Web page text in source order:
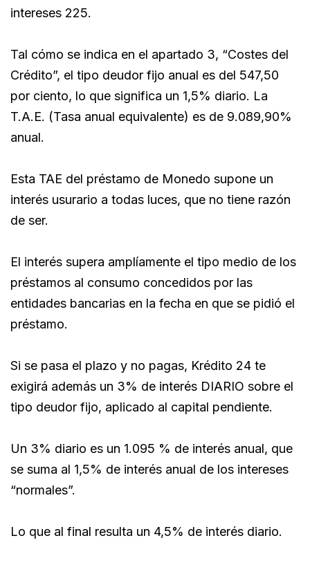
intereses 225.
Tal cómo se indica en el apartado 3, “Costes del
Crédito”, el tipo deudor fijo anual es del 547,50
por ciento, lo que significa un 1,5% diario. La
T.A.E. (Tasa anual equivalente) es de 9.089,90%
anual.
Esta TAE del préstamo de Monedo supone un
interés usurario a todas luces, que no tiene razón
de ser.
El interés supera amplíamente el tipo medio de los
préstamos al consumo concedidos por las
entidades bancarias en la fecha en que se pidió el
préstamo.
Si se pasa el plazo y no pagas, Krédito 24 te
exigirá además un 3% de interés DIARIO sobre el
tipo deudor fijo, aplicado al capital pendiente.
Un 3% diario es un 1.095 % de interés anual, que
se suma al 1,5% de interés anual de los intereses
“normales”.
Lo que al final resulta un 4,5% de interés diario.